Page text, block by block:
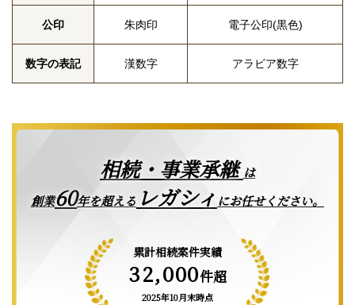
公印 朱肉印 電子公印(黒色)
数字の表記 漢数字 アラビア数字
相続・事業承継は
創業60年を超える レガシィ にお任せください。
累計相続案件実績
32,000件超
2025年10月末時点